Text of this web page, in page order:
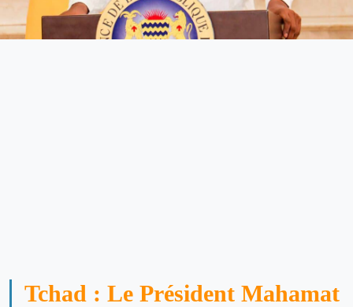
Tchad : Le Président Mahamat